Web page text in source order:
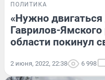
ПОЛИТИКА
«Нужно
Гаврилов-
области покинул
2 июня, 2022, 22:38 6 998